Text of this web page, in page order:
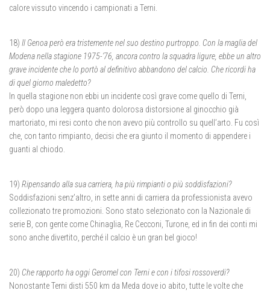
calore vissuto vincendo i campionati a Terni.
18) Il Genoa però era tristemente nel suo destino purtroppo. Con la maglia del
Modena nella stagione 1975-‘76, ancora contro la squadra ligure, ebbe un altro
grave incidente che lo portò al definitivo abbandono del calcio. Che ricordi ha
di quel giorno maledetto?
In quella stagione non ebbi un incidente così grave come quello di Terni,
però dopo una leggera quanto dolorosa distorsione al ginocchio già
martoriato, mi resi conto che non avevo più controllo su quell’arto. Fu così
che, con tanto rimpianto, decisi che era giunto il momento di appendere i
guanti al chiodo.
19) Ripensando alla sua carriera, ha più rimpianti o più soddisfazioni?
Soddisfazioni senz’altro, in sette anni di carriera da professionista avevo
collezionato tre promozioni. Sono stato selezionato con la Nazionale di
serie B, con gente come Chinaglia, Re Cecconi, Turone, ed in fin dei conti mi
sono anche divertito, perché il calcio è un gran bel gioco!
20) Che rapporto ha oggi Geromel con Terni e con i tifosi rossoverdi?
Nonostante Terni disti 550 km da Meda dove io abito, tutte le volte che